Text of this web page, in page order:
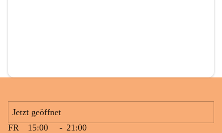
Jetzt geöffnet
FR
15:00 - 21:00